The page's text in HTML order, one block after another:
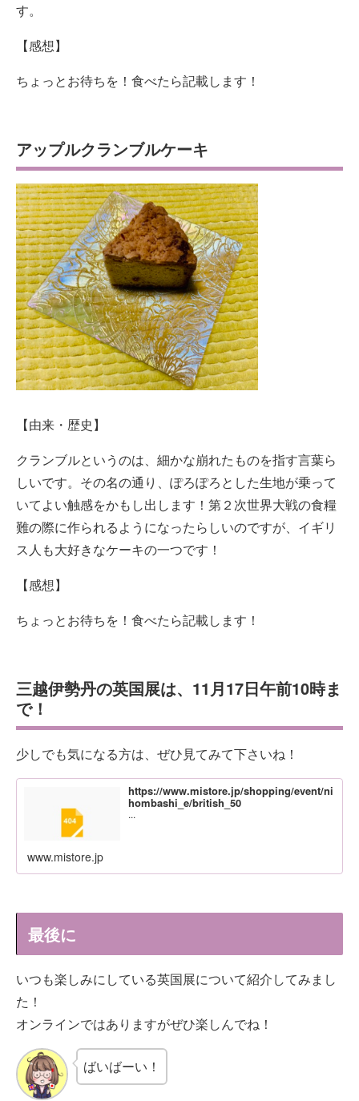
す。
【感想】
ちょっとお待ちを！食べたら記載します！
アップルクランブルケーキ
【由来・歴史】
クランブルというのは、細かな崩れたものを指す言葉ら
しいです。その名の通り、ぽろぽろとした生地が乗って
いてよい触感をかもし出します！第２次世界大戦の食糧
難の際に作られるようになったらしいのですが、イギリ
ス人も大好きなケーキの一つです！
【感想】
ちょっとお待ちを！食べたら記載します！
三越伊勢丹の英国展は、11月17日午前10時ま
で！
少しでも気になる方は、ぜひ見てみて下さいね！
https://www.mistore.jp/shopping/event/ni
hombashi_e/british_50
...
www.mistore.jp
最後に
いつも楽しみにしている英国展について紹介してみまし
た！
オンラインではありますがぜひ楽しんでね！
ばいばーい！